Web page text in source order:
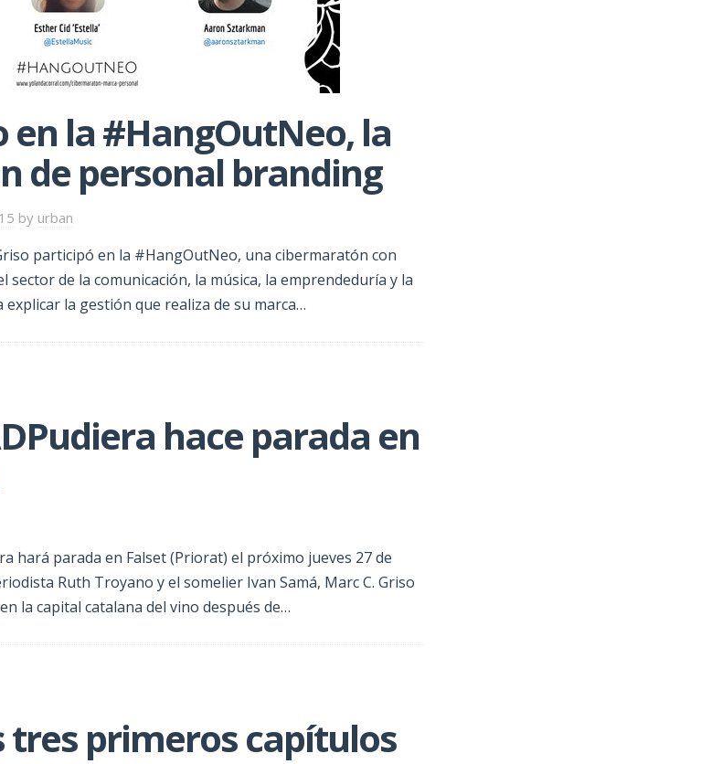
en la #HangOutNeo, la
de personal branding
by urban
participó en la #HangOutNeo, una cibermaratón con
sector de la comunicación, la música, la emprendeduría y la
la gestión que realiza de su marca…
hace parada en
hará parada en Falset (Priorat) el próximo jueves 27 de
Ruth Troyano y el somelier Ivan Samá, Marc C. Griso
la capital catalana del vino después de…
tres primeros capítulos